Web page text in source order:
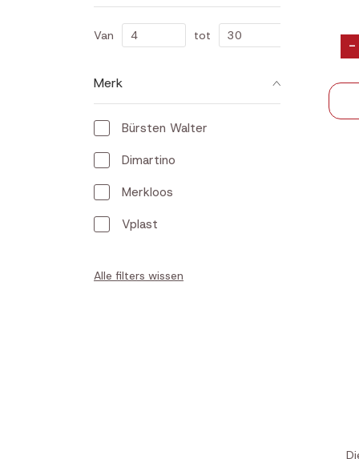
Van tot
Merk
Bürsten Walter
Dimartino
Merkloos
Vplast
Alle filters wissen
-